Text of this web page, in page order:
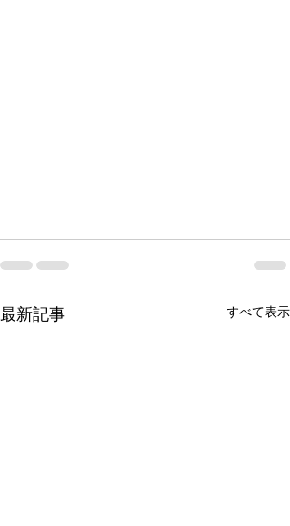
最新記事 すべて表示